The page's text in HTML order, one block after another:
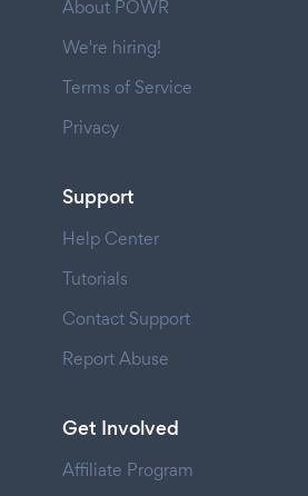
About POWR
We're hiring!
Terms of Service
Privacy
Support
Help Center
Tutorials
Contact Support
Report Abuse
Get Involved
Affiliate Program